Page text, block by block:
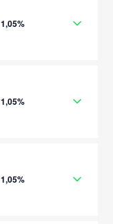
1,05%
1,05%
1,05%